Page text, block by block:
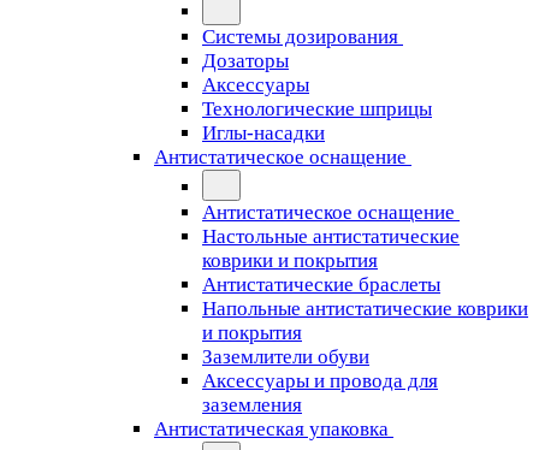
Системы дозирования
Дозаторы
Аксессуары
Технологические шприцы
Иглы-насадки
Антистатическое оснащение
Антистатическое оснащение
Настольные антистатические
коврики и покрытия
Антистатические браслеты
Напольные антистатические коврики
и покрытия
Заземлители обуви
Аксессуары и провода для
заземления
Антистатическая упаковка